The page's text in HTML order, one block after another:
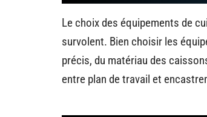
Le choix des équipements de
survolent. Bien choisir les
précis, du matériau des
entre plan de travail et